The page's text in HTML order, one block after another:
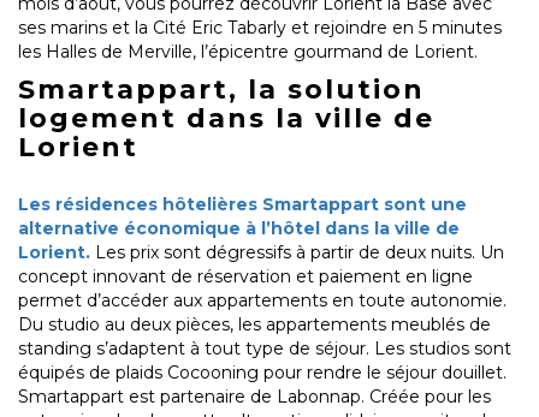
ses marins et la Cité Eric Tabarly et rejoindre en 5 minutes
les Halles de Merville, l’épicentre gourmand de Lorient.
Smartappart, la solution
logement dans la ville de
Lorient
Les résidences hôtelières Smartappart sont une
alternative économique à l’hôtel dans la ville de
Lorient. Les prix sont dégressifs à partir de deux nuits. Un
concept innovant de réservation et paiement en ligne
permet d’accéder aux appartements en toute autonomie.
Du studio au deux pièces, les appartements meublés de
standing s’adaptent à tout type de séjour. Les studios sont
équipés de plaids Cocooning pour rendre le séjour douillet.
Smartappart est partenaire de Labonnap. Créée pour les